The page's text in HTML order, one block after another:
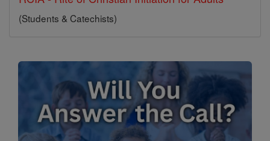
(Students & Catechists)